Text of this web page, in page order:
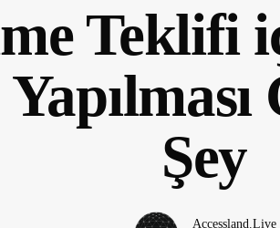
Teklifi
Şey
Accessland.Live